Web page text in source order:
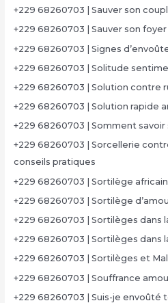
+229 68260703 | Sauver son
+229 68260703 | Sauver son foyer
+229 68260703 | Signes
+229 68260703 | Solitude
+229 68260703 | Solution contre
+229 68260703 | Solution rapide
+229 68260703 | Somment
+229 68260703 | Sorcellerie
conseils pratiques
+229 68260703 | Sortilège africain
+229 68260703 | Sortilège
+229 68260703 | Sortilèges dans
+229 68260703 | Sortilèges dans
+229 68260703 | Sortilèges et
+229 68260703 | Souffrance
+229 68260703 | Suis-je envoûté